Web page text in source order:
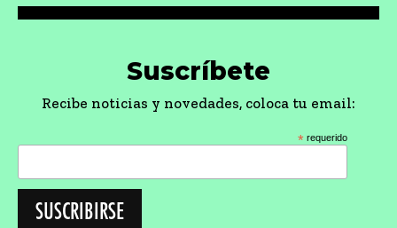
Suscríbete
Recibe noticias y novedades, coloca tu email:
* requerido